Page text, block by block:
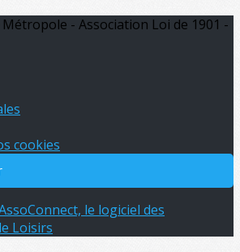
- Association Loi de 1901 -
cookies
le logiciel des
Loisirs